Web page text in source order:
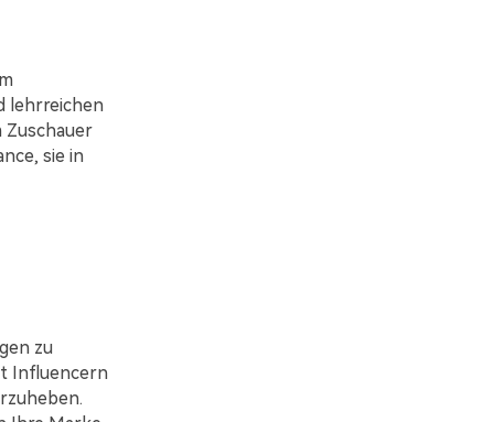
lehrreichen
Zuschauer
sie in
zu
Influencern